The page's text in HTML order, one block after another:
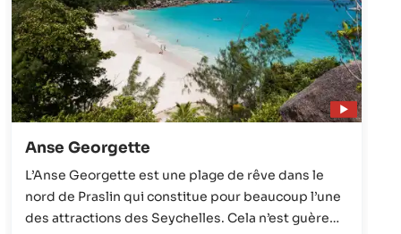
Anse Georgette
L’Anse Georgette est une plage de rêve dans le
nord de Praslin qui constitue pour beaucoup l’une
des attractions des Seychelles. Cela n’est guère